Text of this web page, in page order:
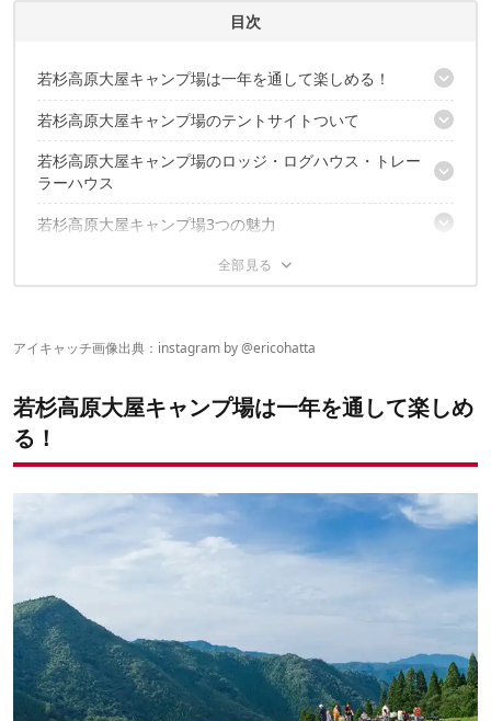
目次
若杉高原大屋キャンプ場は一年を通して楽しめる！
予約OK！若杉高原大屋キャンプ場の概要
若杉高原大屋キャンプ場のテントサイトついて
先着7名！絶景テント（キャンプ）体験サイト
初心者&ファミリーにおすすめ！芝生キャンプ体験サイト
プライベート感を重視したい！こもれびの森サイト
若杉高原大屋キャンプ場のロッジ・ログハウス・トレー
ラーハウス
ゲレンデに隣接しているトレーラーハウス
木の温もりに包まれたログハウス
若杉高原大屋キャンプ場3つの魅力
若杉高原大屋キャンプ場の魅力① アクティビティが満載
若杉高原大屋キャンプ場の評価は？口コミを総チェック
雨の日でも楽しめる？
キャンプ場のココが良かった！ココが残念だった…
アイキャッチ画像出典：instagram by @ericohatta
若杉高原大屋キャンプ場は一年を通して楽しめ
る！